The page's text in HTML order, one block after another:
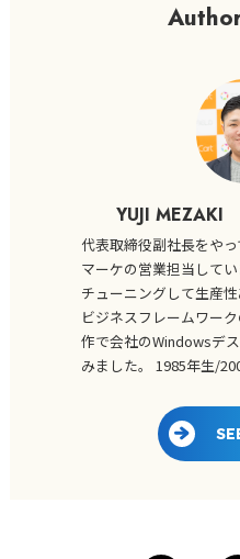
YUJI MEZAKI
代表取締役副社長をや
マーケの営業担当して
チューニングして生産
ビジネスフレームワー
作で会社のWindowsデ
みました。 1985年生/